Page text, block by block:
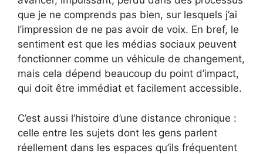
que je ne comprends pas bien, sur lesquels j’ai
l’impression de ne pas avoir de voix. En bref, le
sentiment est que les médias sociaux peuvent
fonctionner comme un véhicule de changement,
mais cela dépend beaucoup du point d’impact,
qui doit être immédiat et facilement accessible.
C’est aussi l’histoire d’une distance chronique :
celle entre les sujets dont les gens parlent
réellement dans les espaces qu’ils fréquentent